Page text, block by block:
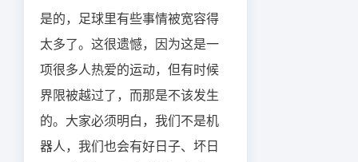
是的，足球里有些事情被宽容得
太多了。这很遗憾，因为这是一
项很多人热爱的运动，但有时候
界限被越过了，而那是不该发生
的。大家必须明白，我们不是机
器人，我们也会有好日子、坏日